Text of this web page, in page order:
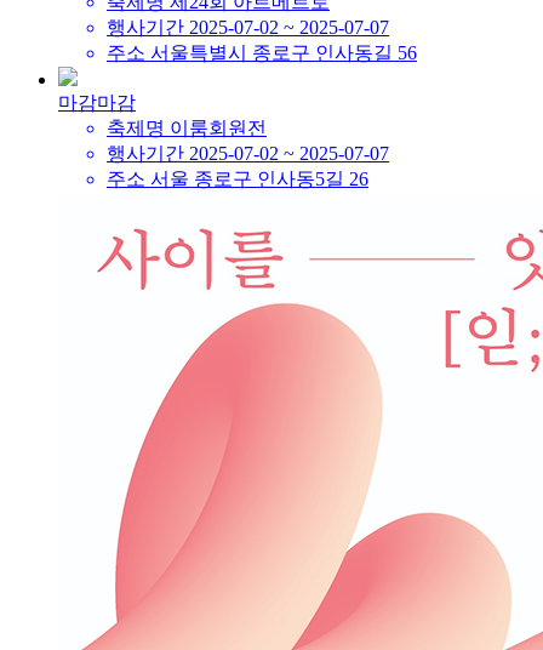
행사기간 2025-07-02 ~ 2025-07-07
주소 서울특별시 종로구 인사동길 56
마감마감
축제명 이룸회원전
행사기간 2025-07-02 ~ 2025-07-07
주소 서울 종로구 인사동5길 26